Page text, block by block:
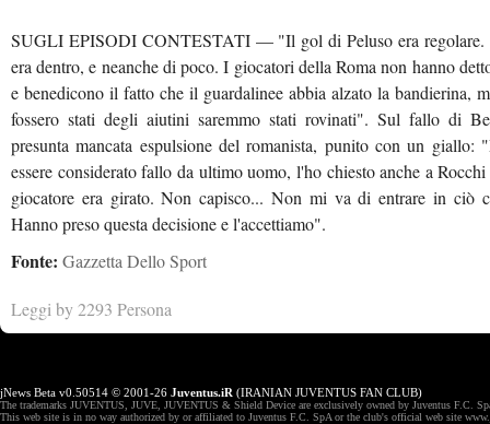
SUGLI EPISODI CONTESTATI — "Il gol di Peluso era regolare.
era dentro, e neanche di poco. I giocatori della Roma non hanno
e benedicono il fatto che il guardalinee abbia alzato la bandierina,
fossero stati degli aiutini saremmo stati rovinati". Sul fallo di
presunta mancata espulsione del romanista, punito con un giallo:
essere considerato fallo da ultimo uomo, l'ho chiesto anche a
giocatore era girato. Non capisco... Non mi va di entrare in ciò
Hanno preso questa decisione e l'accettiamo".
Fonte: Gazzetta Dello Sport
Leggi by 2293 Persona
jNews Beta v0.50514 © 2001-26 Juventus.iR (IRANIAN JUVENTUS FAN CLUB)
The trademarks JUVENTUS, JUVE, JUVENTUS & Shield Device are exclusively owned by Juventus F.C.
This web site is in no way authorized by or affiliated to Juventus F.C. SpA or the club's official web site